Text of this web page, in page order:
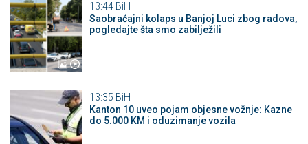
13:44 BiH
Saobraćajni kolaps u Banjoj Luci zbog radova,
pogledajte šta smo zabilježili
13:35 BiH
Kanton 10 uveo pojam objesne vožnje: Kazne
do 5.000 KM i oduzimanje vozila